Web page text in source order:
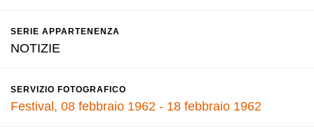
SERIE APPARTENENZA
NOTIZIE
SERVIZIO FOTOGRAFICO
Festival, 08 febbraio 1962 - 18 febbraio 1962